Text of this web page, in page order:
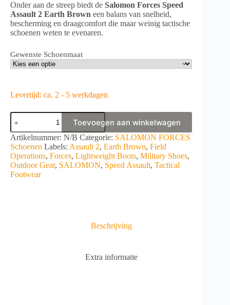
Onder aan de streep biedt de Salomon Forces Speed
Assault 2 Earth Brown een balans van snelheid,
bescherming en draagcomfort die maar weinig tactische
schoenen weten te evenaren.
Gewenste Schoenmaat
Levertijd: ca. 2 - 5 werkdagen
Salomon
Forces
Speed
Assault
2
Earth
Brown
aantal
Toevoegen aan winkelwagen
A
l
t
e
r
Artikelnummer: N/B Categorie: SALOMON FORCES
Schoenen Labels: Assault 2, Earth Brown, Field
Operations, Forces, Lightweight Boots, Military Shoes,
Outdoor Gear, SALOMON, Speed Assault, Tactical
Footwear
Beschrijving
Extra informatie